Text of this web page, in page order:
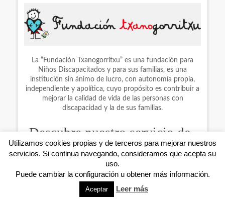
La “Fundación Txanogorritxu” es una fundación para
Niños Discapacitados y para sus familias, es una
institución sin ánimo de lucro, con autonomía propia,
independiente y apolítica, cuyo propósito es contribuir a
mejorar la calidad de vida de las personas con
discapacidad y la de sus familias.
Descubre nuestro servicio de
Guardería Nocturna
Gracias a este nuevo servicio, podrás dejar a tus hijos a
nuestro cuidado fuera de los horarios habituales
Utilizamos cookies propias y de terceros para mejorar nuestros
servicios. Si continua navegando, consideramos que acepta su
uso.
Puede cambiar la configuración u obtener más información.
Aceptar Leer más